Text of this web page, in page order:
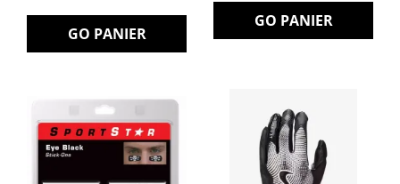
GO PANIER
GO PANIER